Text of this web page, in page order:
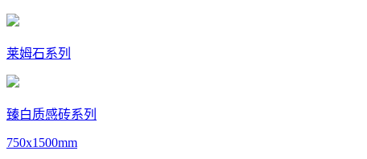
莱姆石系列
臻白质感砖系列
750x1500mm